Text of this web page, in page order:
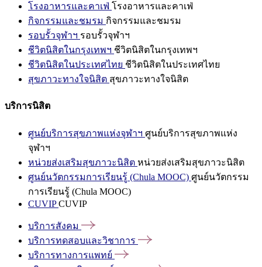
โรงอาหารและคาเฟ่ โรงอาหารและคาเฟ่
กิจกรรมและชมรม กิจกรรมและชมรม
รอบรั้วจุฬาฯ รอบรั้วจุฬาฯ
ชีวิตนิสิตในกรุงเทพฯ ชีวิตนิสิตในกรุงเทพฯ
ชีวิตนิสิตในประเทศไทย ชีวิตนิสิตในประเทศไทย
สุขภาวะทางใจนิสิต สุขภาวะทางใจนิสิต
บริการนิสิต
ศูนย์บริการสุขภาพแห่งจุฬาฯ ศูนย์บริการสุขภาพแห่ง
จุฬาฯ
หน่วยส่งเสริมสุขภาวะนิสิต หน่วยส่งเสริมสุขภาวะนิสิต
ศูนย์นวัตกรรมการเรียนรู้ (Chula MOOC) ศูนย์นวัตกรรม
การเรียนรู้ (Chula MOOC)
CUVIPCUVIP
บริการสังคม
บริการทดสอบและวิชาการ
บริการทางการแพทย์